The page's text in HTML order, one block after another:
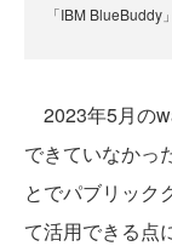
「IBM
2023年5月の
できていなかっ
とでパブリック
て活用できる点